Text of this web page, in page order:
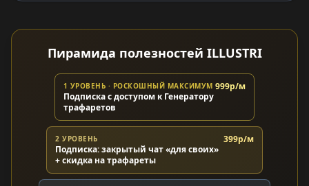
Пирамида полезностей ILLUSTRI
1 УРОВЕНЬ · РОСКОШНЫЙ МАКСИМУМ
Подписка с доступом к Генератору
трафаретов
999р/м
2 УРОВЕНЬ
Подписка: закрытый чат «для своих»
+ скидка на трафареты
399р/м